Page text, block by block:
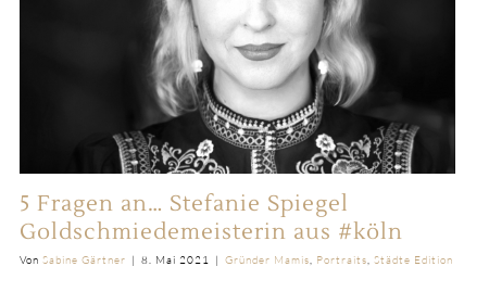
5 Fragen an… Stefanie Spiegel
Goldschmiedemeisterin aus #köln
Von Sabine Gärtner | 8. Mai 2021 | Gründer Mamis, Portraits, Städte Edition